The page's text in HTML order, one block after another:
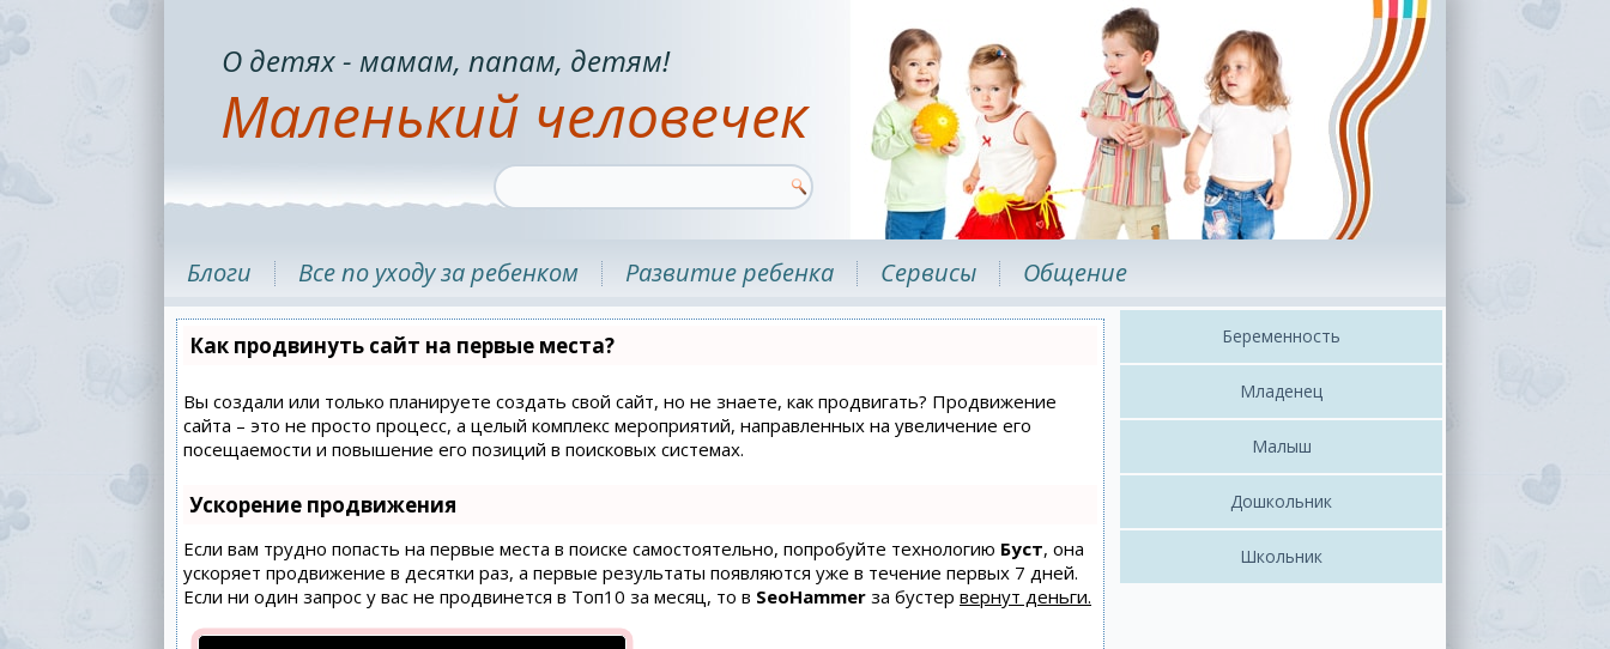
Маленький человечек
О детях - мамам, папам, детям!
Блоги Все по уходу за ребенком Развитие ребенка Сервисы Общение
Как продвинуть сайт на первые места?
Вы создали или только планируете создать свой сайт, но не знаете, как продвигать? Продвижение
сайта – это не просто процесс, а целый комплекс мероприятий, направленных на увеличение его
посещаемости и повышение его позиций в поисковых системах.
Ускорение продвижения
Если вам трудно попасть на первые места в поиске самостоятельно, попробуйте технологию Буст, она
ускоряет продвижение в десятки раз, а первые результаты появляются уже в течение первых 7 дней.
Если ни один запрос у вас не продвинется в Топ10 за месяц, то в SeoHammer за бустер вернут деньги.
Беременность
Младенец
Малыш
Дошкольник
Школьник